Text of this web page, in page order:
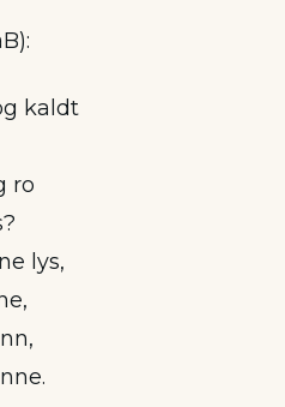
kaldt
ro
lys,